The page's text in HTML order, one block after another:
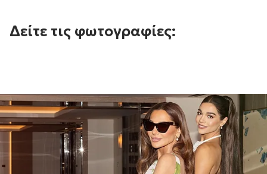
Δείτε τις φωτογραφίες: